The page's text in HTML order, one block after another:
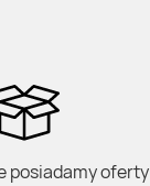
posiadamy oferty